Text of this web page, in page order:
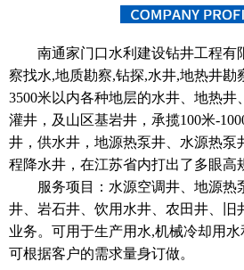
南通家门口水利建设钻井工程有
察找水,地质勘察,钻探,水井,地热井勘
3500米以内各种地层的水井、地热井
灌井，及山区基岩井，承揽100米-
井，供水井，地源热泵井、水源热泵
程降水井，在江苏省内打出了多眼高
服务项目：水源空调井、地源热
井、岩石井、饮用水井、农田井、旧
业务。可用于生产用水,机械冷却用
可根据客户的需求量身订做。